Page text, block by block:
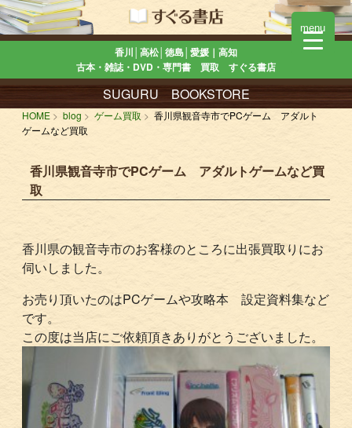
香川│高松│徳島│愛媛｜高知
古本・雑誌・DVD・専門書 買取 すぐる書店
SUGURU BOOKSTORE
HOME blog ゲーム買取
香川県観音寺市でPCゲーム アダルト
ゲームなど買取
香川県観音寺市でPCゲーム アダルトゲームなど買
取
香川県の観音寺市のお客様のところに出張買取りにお
伺いしました。
お売り頂いたのはPCゲームや攻略本 設定資料集など
です。
この度は当店にご依頼頂きありがとうございました。
menu